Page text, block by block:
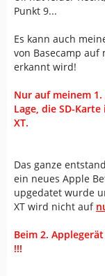
Punkt 9...
Es kann auch
von Basecamp auf
erkannt wird!
Nur auf meinem
Lage, die SD-
XT.
Das ganze
ein neues Apple
upgedatet wurde
XT wird nicht auf
Beim 2.
!!!